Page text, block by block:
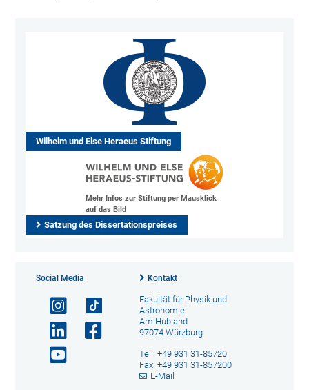
Wilhelm und Else Heraeus Stiftung
Mehr Infos zur Stiftung per Mausklick
auf das Bild
Satzung des Dissertationspreises
Social Media Kontakt
Fakultät für Physik und
Astronomie
Am Hubland
97074 Würzburg
Tel.: +49 931 31-85720
Fax: +49 931 31-857200
E-Mail